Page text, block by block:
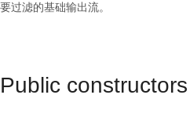
要过滤的基础输出流。
Public constructors